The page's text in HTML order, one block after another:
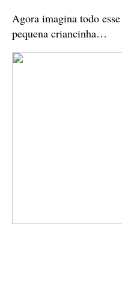
Agora imagina todo
pequena criancinha…